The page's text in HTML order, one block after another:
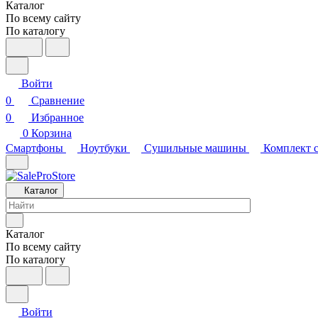
Каталог
По всему сайту
По каталогу
Войти
0
Сравнение
0
Избранное
0 Корзина
Смартфоны
Ноутбуки Сушильные машины Комплект
Каталог
Каталог
По всему сайту
По каталогу
Войти